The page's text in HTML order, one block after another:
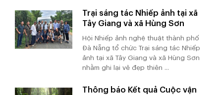
Trại sáng tác Nhiếp ảnh tại xã
Tây Giang và xã Hùng Sơn
Hội Nhiếp ảnh nghệ thuật thành phố
Đà Nẵng tổ chức Trại sáng tác Nhiếp
ảnh tại xã Tây Giang và xã Hùng Sơn
nhằm ghi lại vẻ đẹp thiên ...
Thông báo Kết quả Cuộc vận